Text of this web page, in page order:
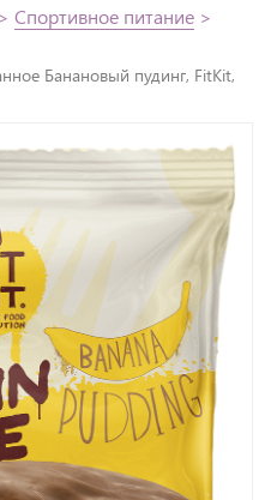
> Спортивное питание >
Банановый пудинг, FitKit,